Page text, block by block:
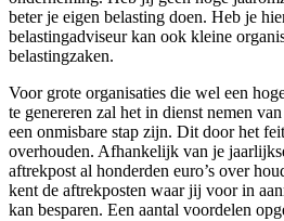
beter je eigen belasting doen. Heb je
belastingadviseur kan ook kleine
belastingzaken.
Voor grote organisaties die wel een
te genereren zal het in dienst nemen
een onmisbare stap zijn. Dit door het
overhouden. Afhankelijk van je
aftrekpost al honderden euro’s over
kent de aftrekposten waar jij voor in
kan besparen. Een aantal voordelen